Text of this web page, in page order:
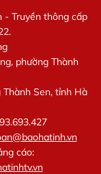
- Truyền thông cấp
phường Thành
Thành Sen, tỉnh Hà
cáo: